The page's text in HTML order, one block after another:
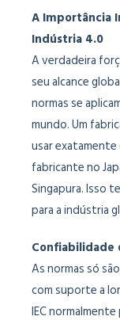
A Importância
Indústria 4.0
A verdadeira
seu alcance
normas se
mundo. Um
usar exatamente
fabricante no
Singapura. Isso
para a indústria
Confiabilidade
As normas só
com suporte a
IEC